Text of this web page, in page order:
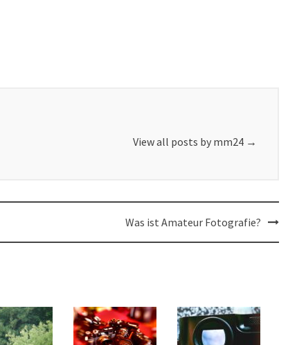
View all posts by mm24 →
Was ist Amateur Fotografie?